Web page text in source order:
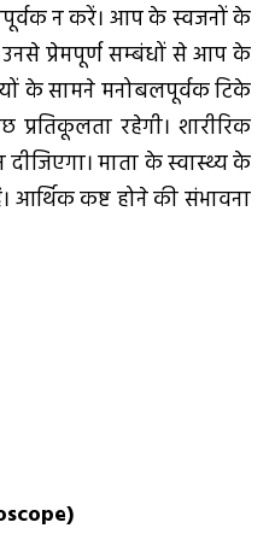
न करें। आप के स्वजनों के
प्रेमपूर्ण सम्बंधों से आप के
के सामने मनोबलपूर्वक टिके
रहेगी। शारीरिक
माता के स्वास्थ्य के
कष्ट होने की संभावना